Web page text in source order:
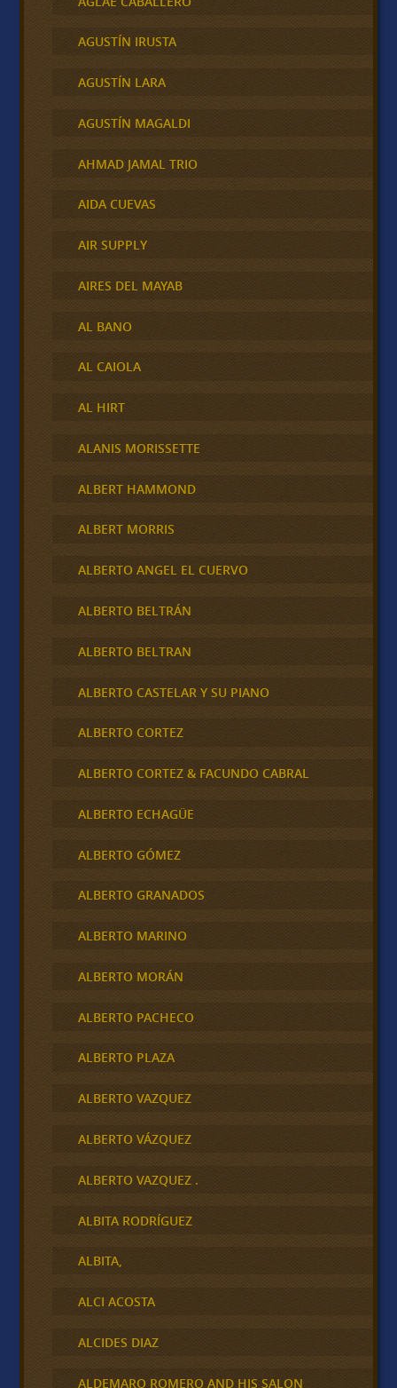
AGUSTÍN IRUSTA
AGUSTÍN LARA
AGUSTÍN MAGALDI
AHMAD JAMAL TRIO
AIDA CUEVAS
AIR SUPPLY
AIRES DEL MAYAB
AL BANO
AL CAIOLA
AL HIRT
ALANIS MORISSETTE
ALBERT HAMMOND
ALBERT MORRIS
ALBERTO ANGEL EL CUERVO
ALBERTO BELTRÁN
ALBERTO BELTRAN
ALBERTO CASTELAR Y SU PIANO
ALBERTO CORTEZ
ALBERTO CORTEZ & FACUNDO CABRAL
ALBERTO ECHAGÜE
ALBERTO GÓMEZ
ALBERTO GRANADOS
ALBERTO MARINO
ALBERTO MORÁN
ALBERTO PACHECO
ALBERTO PLAZA
ALBERTO VAZQUEZ
ALBERTO VÁZQUEZ
ALBERTO VAZQUEZ .
ALBITA RODRÍGUEZ
ALBITA,
ALCI ACOSTA
ALCIDES DIAZ
ALDEMARO ROMERO AND HIS SALON